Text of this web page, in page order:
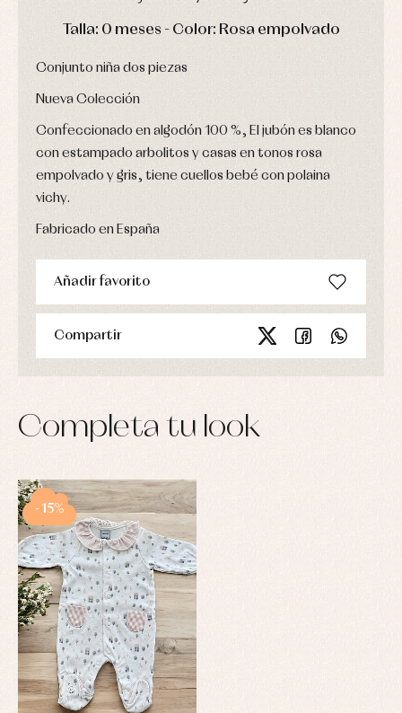
DÍAS HORAS MIN SEG
Talla: 0 meses - Color: Rosa empolvado
Conjunto niña dos piezas
Nueva Colección
Confeccionado en algodón 100 %, El jubón es blanco
con estampado arbolitos y casas en tonos rosa
empolvado y gris, tiene cuellos bebé con polaina
vichy.
Fabricado en España
Añadir favorito
Compartir
Completa tu look
-15%
bodys,
jersey
Ropa
de
baño